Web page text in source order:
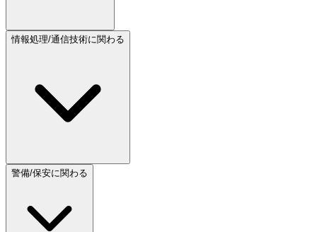
情報処理/通信技術に関わる
警備/保安に関わる